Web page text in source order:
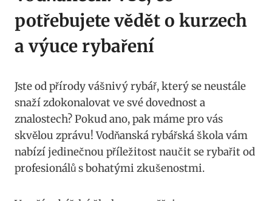
potřebujete vědět o kurzech
a výuce rybaření
Jste od přírody ⁢vášnivý rybář,⁣ který se neustále
snaží zdokonalovat ve své dovednost a
znalostech? Pokud ano, pak máme pro vás
skvělou zprávu! Vodňanská rybářská škola vám
nabízí ‍jedinečnou ‌příležitost naučit se rybařit od
profesionálů s bohatými zkušenostmi.